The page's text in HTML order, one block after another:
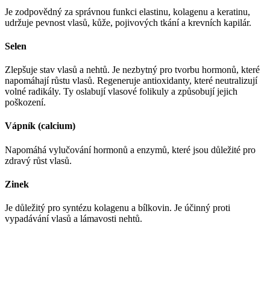
Je zodpovědný za správnou funkci elastinu, kolagenu a keratinu,
udržuje pevnost vlasů, kůže, pojivových tkání a krevních kapilár.
Selen
Zlepšuje stav vlasů a nehtů. Je nezbytný pro tvorbu hormonů, které
napomáhají růstu vlasů. Regeneruje antioxidanty, které neutralizují
volné radikály. Ty oslabují vlasové folikuly a způsobují jejich
poškození.
Vápník (calcium)
Napomáhá vylučování hormonů a enzymů, které jsou důležité pro
zdravý růst vlasů.
Zinek
Je důležitý pro syntézu kolagenu a bílkovin. Je účinný proti
vypadávání vlasů a lámavosti nehtů.